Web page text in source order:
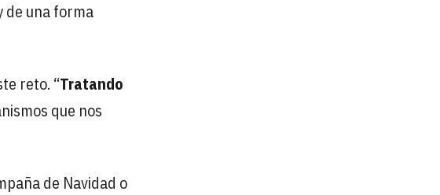
de una forma
reto. “Tratando
que nos
de Navidad o